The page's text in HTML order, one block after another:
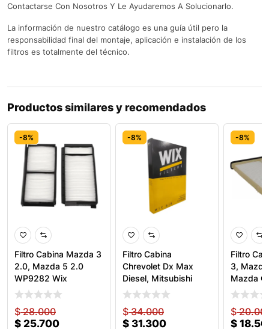
Contactarse Con Nosotros Y Le Ayudaremos A Solucionarlo.
La información de nuestro catálogo es una guía útil pero la
responsabilidad final del montaje, aplicación e instalación de los
filtros es totalmente del técnico.
Productos similares y recomendados
-8%
Filtro Cabina Mazda 3
2.0, Mazda 5 2.0
WP9282 Wix
$28.000
$ 25.700
-8%
Filtro Cabina
Chrevolet Dx Max
Diesel, Mitsubishi
WP9322
$34.000
$ 31.300
-8%
Filtro
3,
Mazda
$
$